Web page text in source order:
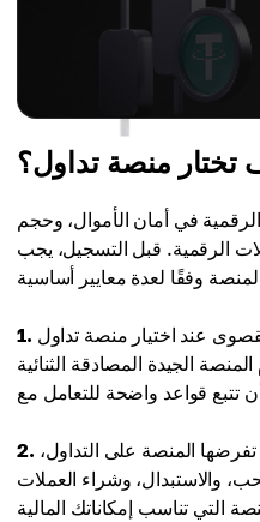
تختار منصة تداول؟
في أمان الأموال، وحجم
الرقمية. قبل التسجيل، يجب
عند اختيار منصة تداول
الجيدة المصادقة الثنائية
المنصة على التداول،
والاستبدال، وشراء العملات